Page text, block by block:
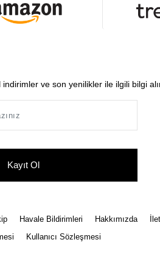
ve son yenilikler ile ilgili bilgi
Kayıt Ol
Havale Bildirimleri Hakkımızda
Kullanıcı Sözleşmesi